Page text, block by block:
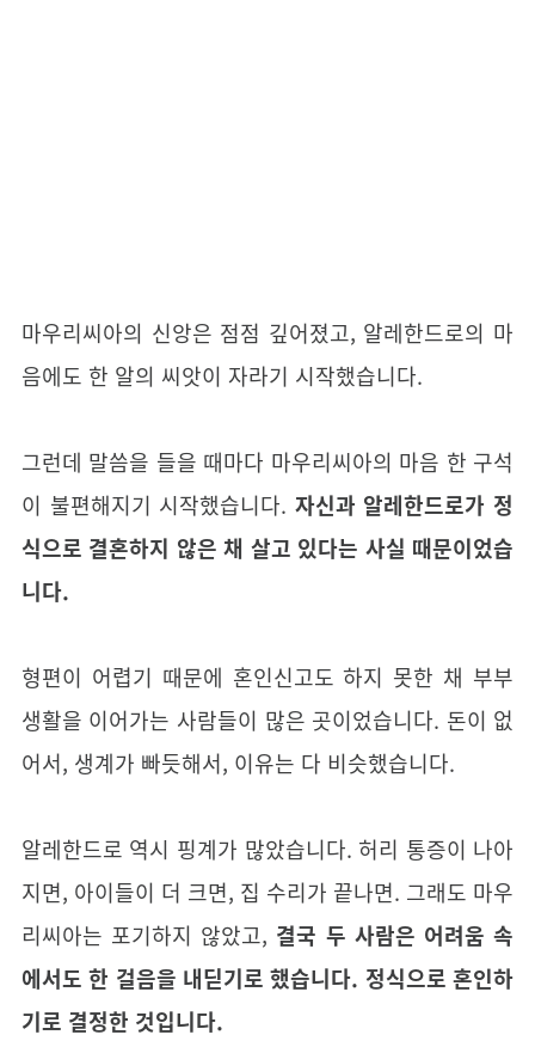
마우리씨아의 신앙은 점점 깊어졌고, 알레한드로의 마
음에도 한 알의 씨앗이 자라기 시작했습니다.
그런데 말씀을 들을 때마다 마우리씨아의 마음 한 구석
이 불편해지기 시작했습니다. 자신과 알레한드로가 정
식으로 결혼하지 않은 채 살고 있다는 사실 때문이었습
니다.
형편이 어렵기 때문에 혼인신고도 하지 못한 채 부부
생활을 이어가는 사람들이 많은 곳이었습니다. 돈이 없
어서, 생계가 빠듯해서, 이유는 다 비슷했습니다.
알레한드로 역시 핑계가 많았습니다. 허리 통증이 나아
지면, 아이들이 더 크면, 집 수리가 끝나면. 그래도 마우
리씨아는 포기하지 않았고, 결국 두 사람은 어려움 속
에서도 한 걸음을 내딛기로 했습니다. 정식으로 혼인하
기로 결정한 것입니다.